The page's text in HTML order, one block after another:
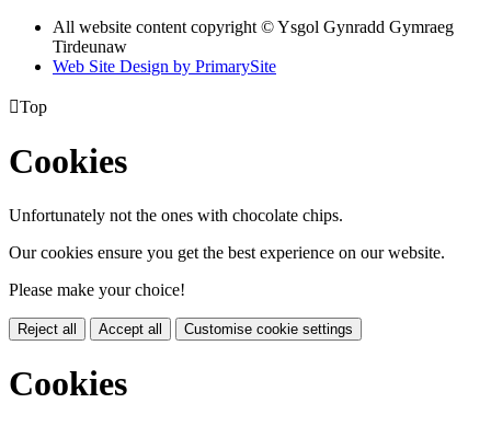
All website content copyright © Ysgol Gynradd Gymraeg
Tirdeunaw
Web Site Design by PrimarySite
Top
Cookies
Unfortunately not the ones with chocolate chips.
Our cookies ensure you get the best experience on our website.
Please make your choice!
Reject all Accept all Customise cookie settings
Cookies